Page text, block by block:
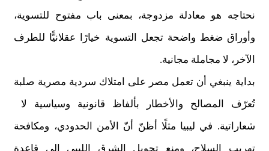
نحتاجه هو معادلة مزدوجة، بمعنى باب مفتوح للتسوية،
وأوراق ضغط واضحة تجعل التسوية خيارًا عقلانيًّا للطرف
الآخر، لا مجاملة مجانية.
بداية ينبغي أن تعمل مصر على امتلاك سردية مصرية صلبة
تُعرّف المصالح والأخطار بألفاظ قانونية وسياسية لا
شعاراتية. في ليبيا مثلًا أظنّ أنّ الأمن الحدودي، ومكافحة
تهريب السلاح، ومنع تحويل الشرق الليبي إلى قاعدةٍ